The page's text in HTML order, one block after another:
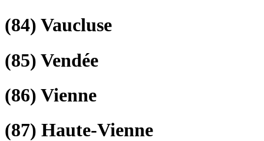
(84) Vaucluse
(85) Vendée
(86) Vienne
(87) Haute-Vienne